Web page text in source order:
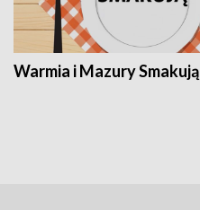
Warmia i Mazury Smakują